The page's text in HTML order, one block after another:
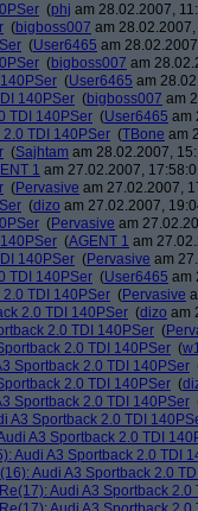
(phj am 28.02.2007,
(bigboss007 am
(User6465 am
(bigboss007 am
(User6465 am
140PSer (bigboss007 am
TDI 140PSer (User6465 am
2.0 TDI 140PSer (TBone am
(Sajhtam am 28.02.2007,
1 am 27.02.2007,
(Pervasive am 27.02.2007,
(dizo am 27.02.2007,
(Pervasive am
(AGENT 1 am
140PSer (Pervasive am
TDI 140PSer (User6465 am
2.0 TDI 140PSer (Pervasive
2.0 TDI 140PSer (dizo am
2.0 TDI 140PSer (
2.0 TDI 140PSer (
Sportback 2.0 TDI 140PSer
2.0 TDI 140PSer (
Sportback 2.0 TDI 140PSer
A3 Sportback 2.0 TDI
A3 Sportback 2.0 TDI
Audi A3 Sportback 2.0 TDI
Audi A3 Sportback 2.0
Re(17): Audi A3 Sportback 2.0